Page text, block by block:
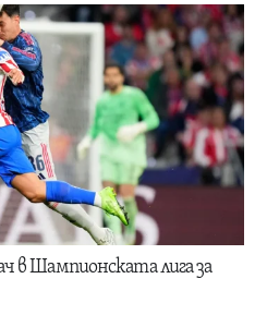
в Шампионската лига за